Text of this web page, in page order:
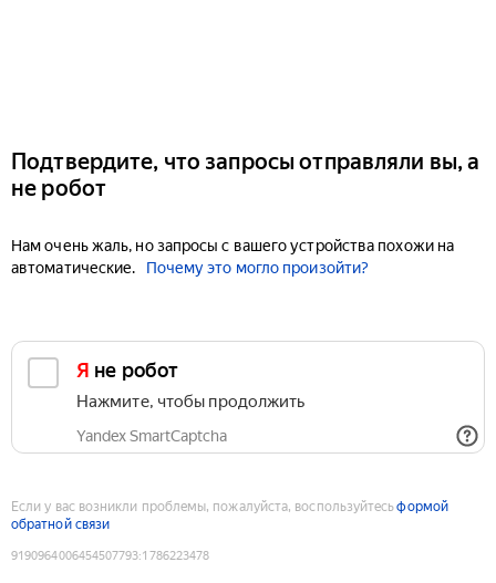
Подтвердите, что запросы отправляли вы, а
не робот
Нам очень жаль, но запросы с вашего устройства похожи на
автоматические.
Почему это могло произойти?
Я не робот
Нажмите, чтобы продолжить
Yandex SmartCaptcha
Если у вас возникли проблемы, пожалуйста, воспользуйтесьформой
обратной связи
9190964006454507793:1786223478